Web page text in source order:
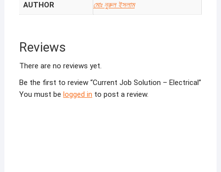
AUTHOR মোঃ নুরুল ইসলাম
Reviews
There are no reviews yet.
Be the first to review “Current Job Solution – Electrical”
You must be logged in to post a review.